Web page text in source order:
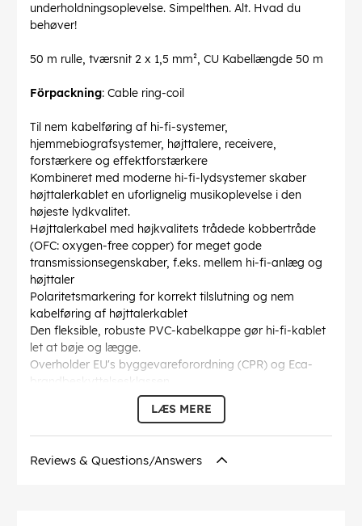
underholdningsoplevelse. Simpelthen. Alt. Hvad du
behøver!
50 m rulle, tværsnit 2 x 1,5 mm², CU Kabellængde 50 m
Förpackning: Cable ring-coil
Til nem kabelføring af hi-fi-systemer,
hjemmebiografsystemer, højttalere, receivere,
forstærkere og effektforstærkere
Kombineret med moderne hi-fi-lydsystemer skaber
højttalerkablet en uforlignelig musikoplevelse i den
højeste lydkvalitet.
Højttalerkabel med højkvalitets trådede kobbertråde
(OFC: oxygen-free copper) for meget gode
transmissionsegenskaber, f.eks. mellem hi-fi-anlæg og
højttaler
Polaritetsmarkering for korrekt tilslutning og nem
kabelføring af højttalerkablet
Den fleksible, robuste PVC-kabelkappe gør hi-fi-kablet
let at bøje og lægge.
Overholder EU's byggevareforordning (CPR) og Eca-
brandbeskyttelsesklassen
Goobay hi-fi højttalerkablet, der leveres i metermål,
kan du selv sammensætte det til den pågældende
anvendelse.
Inderleder tværsnit: 1.5 mm²
LÆS MERE
Reviews & Questions/Answers